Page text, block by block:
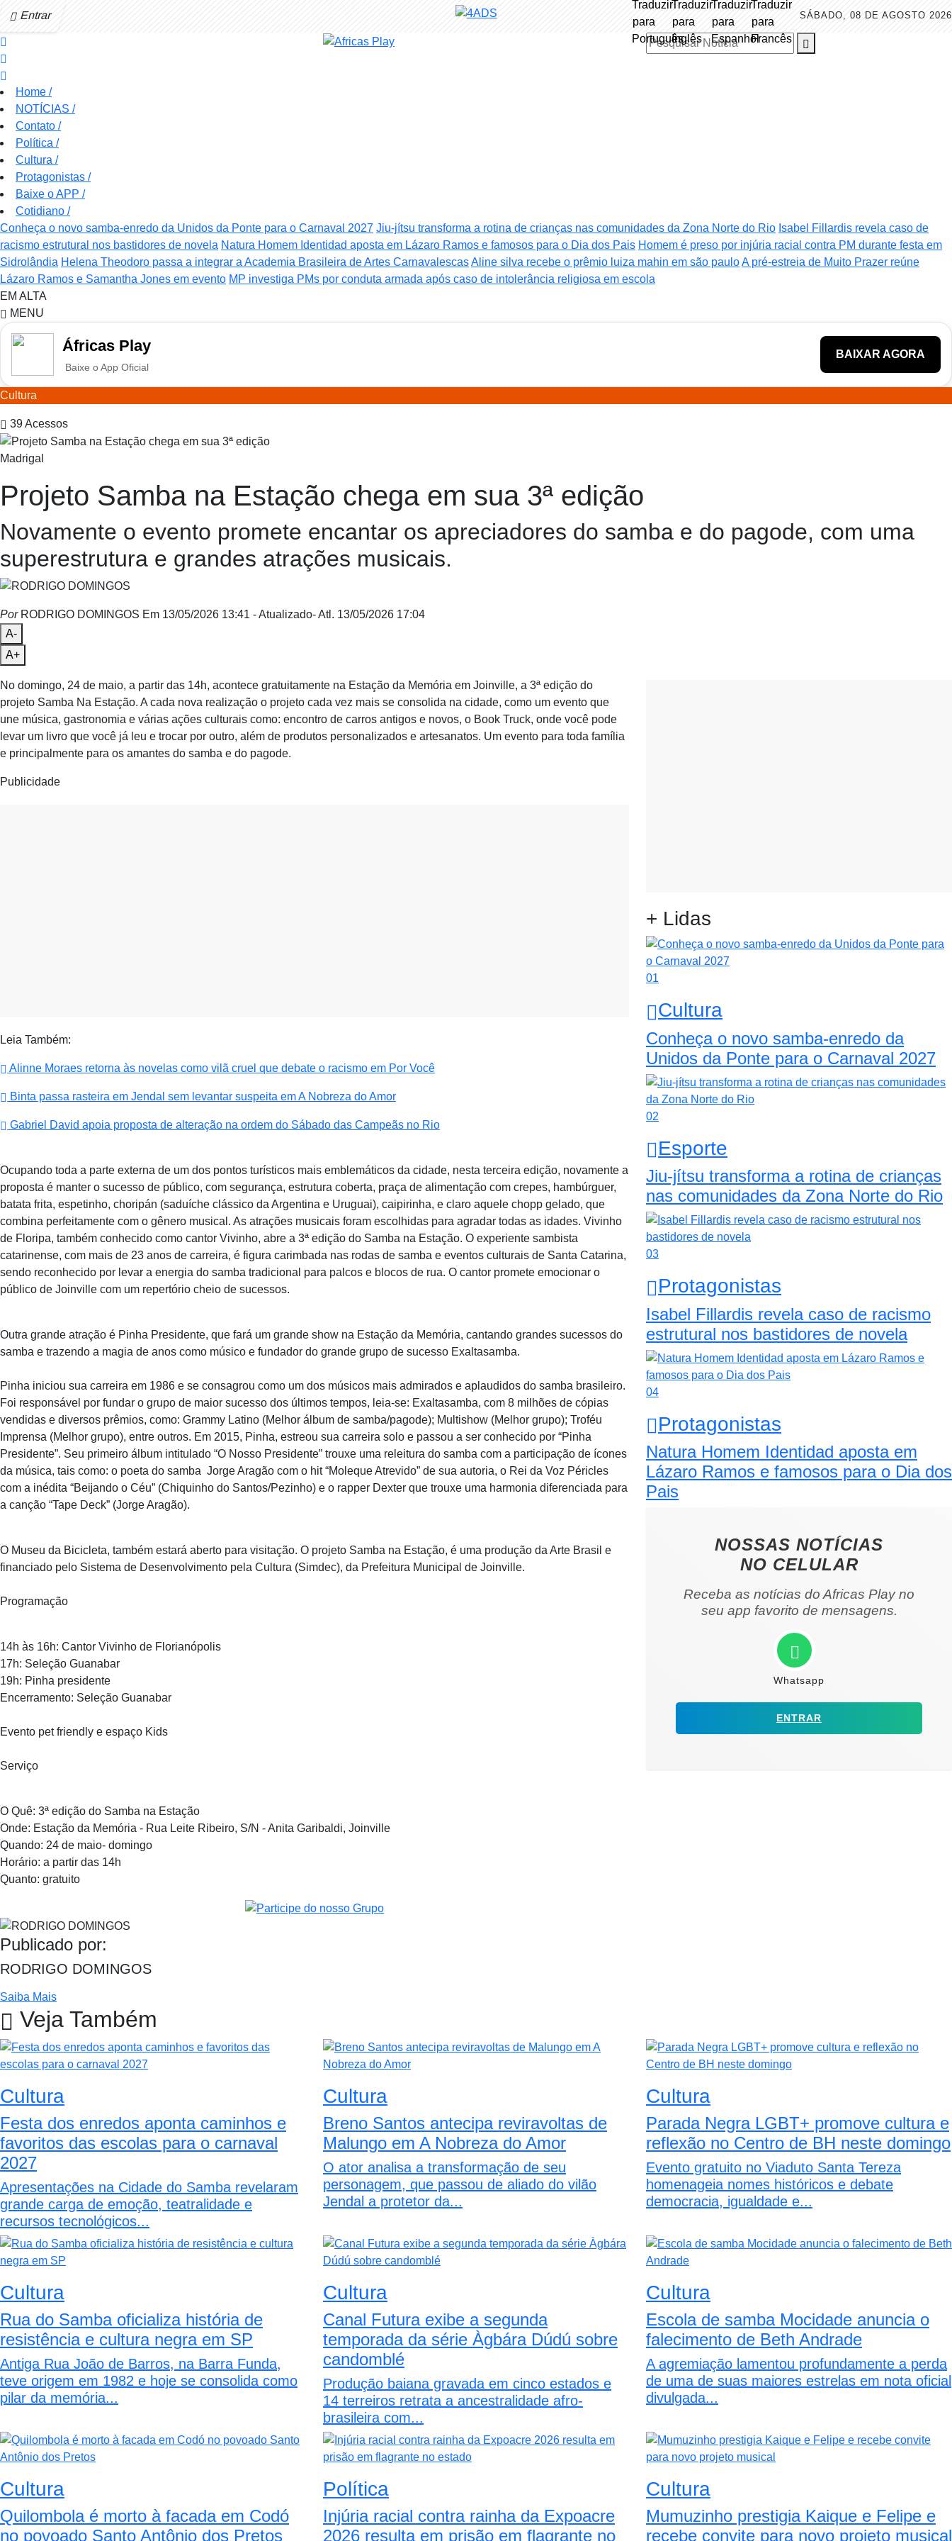
Entrar SÁBADO, 08 DE AGOSTO 2026
Pesquisar Notícia
Home /
NOTÍCIAS /
Contato /
Política /
Cultura /
Protagonistas /
Baixe o APP /
Cotidiano /
Conheça o novo samba-enredo da Unidos da Ponte para o Carnaval 2027 Jiu-jítsu transforma a rotina de crianças nas comunidades da Zona Norte do Rio Isabel Fillardis revela caso de
racismo estrutural nos bastidores de novela Natura Homem Identidad aposta em Lázaro Ramos e famosos para o Dia dos Pais Homem é preso por injúria racial contra PM durante festa em
Sidrolândia Helena Theodoro passa a integrar a Academia Brasileira de Artes CarnavalescasAline silva recebe o prêmio luiza mahin em são pauloA pré-estreia de Muito Prazer reúne
Lázaro Ramos e Samantha Jones em evento MP investiga PMs por conduta armada após caso de intolerância religiosa em escola
EM ALTA
MENU
Áfricas Play
Baixe o App Oficial
BAIXAR AGORA
Cultura
39Acessos
Madrigal
Projeto Samba na Estação chega em sua 3ª edição
Novamente o evento promete encantar os apreciadores do samba e do pagode, com uma
superestrutura e grandes atrações musicais.
PorRODRIGO DOMINGOS Em 13/05/2026 13:41 - Atualizado- Atl. 13/05/2026 17:04
A-
A+
No domingo, 24 de maio, a partir das 14h, acontece gratuitamente na Estação da Memória em Joinville, a 3ª edição do
projeto Samba Na Estação. A cada nova realização o projeto cada vez mais se consolida na cidade, como um evento que
une música, gastronomia e várias ações culturais como: encontro de carros antigos e novos, o Book Truck, onde você pode
levar um livro que você já leu e trocar por outro, além de produtos personalizados e artesanatos. Um evento para toda família
e principalmente para os amantes do samba e do pagode.
Publicidade
Leia Também:
Alinne Moraes retorna às novelas como vilã cruel que debate o racismo em Por Você
Binta passa rasteira em Jendal sem levantar suspeita em A Nobreza do Amor
Gabriel David apoia proposta de alteração na ordem do Sábado das Campeãs no Rio
Ocupando toda a parte externa de um dos pontos turísticos mais emblemáticos da cidade, nesta terceira edição, novamente a
proposta é manter o sucesso de público, com segurança, estrutura coberta, praça de alimentação com crepes, hambúrguer,
batata frita, espetinho, choripán (saduíche clássico da Argentina e Uruguai), caipirinha, e claro aquele chopp gelado, que
combina perfeitamente com o gênero musical. As atrações musicais foram escolhidas para agradar todas as idades. Vivinho
de Floripa, também conhecido como cantor Vivinho, abre a 3ª edição do Samba na Estação. O experiente sambista
catarinense, com mais de 23 anos de carreira, é figura carimbada nas rodas de samba e eventos culturais de Santa Catarina,
sendo reconhecido por levar a energia do samba tradicional para palcos e blocos de rua. O cantor promete emocionar o
público de Joinville com um repertório cheio de sucessos.
Outra grande atração é Pinha Presidente, que fará um grande show na Estação da Memória, cantando grandes sucessos do
samba e trazendo a magia de anos como músico e fundador do grande grupo de sucesso Exaltasamba.
Pinha iniciou sua carreira em 1986 e se consagrou como um dos músicos mais admirados e aplaudidos do samba brasileiro.
Foi responsável por fundar o grupo de maior sucesso dos últimos tempos, leia-se: Exaltasamba, com 8 milhões de cópias
vendidas e diversos prêmios, como: Grammy Latino (Melhor álbum de samba/pagode); Multishow (Melhor grupo); Troféu
Imprensa (Melhor grupo), entre outros. Em 2015, Pinha, estreou sua carreira solo e passou a ser conhecido por “Pinha
Presidente”. Seu primeiro álbum intitulado “O Nosso Presidente” trouxe uma releitura do samba com a participação de ícones
da música, tais como: o poeta do samba Jorge Aragão com o hit “Moleque Atrevido” de sua autoria, o Rei da Voz Péricles
com a inédita “Beĳando o Céu” (Chiquinho do Santos/Pezinho) e o rapper Dexter que trouxe uma harmonia diferenciada para
a canção “Tape Deck” (Jorge Aragão).
O Museu da Bicicleta, também estará aberto para visitação. O projeto Samba na Estação, é uma produção da Arte Brasil e
financiado pelo Sistema de Desenvolvimento pela Cultura (Simdec), da Prefeitura Municipal de Joinville.
Programação
14h às 16h: Cantor Vivinho de Florianópolis
17h: Seleção Guanabar
19h: Pinha presidente
Encerramento: Seleção Guanabar
Evento pet friendly e espaço Kids
Serviço
O Quê: 3ª edição do Samba na Estação
Onde: Estação da Memória - Rua Leite Ribeiro, S/N - Anita Garibaldi, Joinville
Quando: 24 de maio- domingo
Horário: a partir das 14h
Quanto: gratuito
Publicado por:
RODRIGO DOMINGOS
Saiba Mais
+ Lidas
01
Cultura
Conheça o novo samba-enredo da
Unidos da Ponte para o Carnaval 2027
02
Esporte
Jiu-jítsu transforma a rotina de crianças
nas comunidades da Zona Norte do Rio
03
Protagonistas
Isabel Fillardis revela caso de racismo
estrutural nos bastidores de novela
04
Protagonistas
Natura Homem Identidad aposta em
Lázaro Ramos e famosos para o Dia dos
Pais
NOSSAS NOTÍCIAS
NO CELULAR
Receba as notícias do Africas Play no
seu app favorito de mensagens.
Whatsapp
ENTRAR
Veja Também
Cultura
Festa dos enredos aponta caminhos e
favoritos das escolas para o carnaval
2027
Apresentações na Cidade do Samba revelaram
grande carga de emoção, teatralidade e
recursos tecnológicos...
Cultura
Breno Santos antecipa reviravoltas de
Malungo em A Nobreza do Amor
O ator analisa a transformação de seu
personagem, que passou de aliado do vilão
Jendal a protetor da...
Cultura
Parada Negra LGBT+ promove cultura e
reflexão no Centro de BH neste domingo
Evento gratuito no Viaduto Santa Tereza
homenageia nomes históricos e debate
democracia, igualdade e...
Cultura
Rua do Samba oficializa história de
resistência e cultura negra em SP
Antiga Rua João de Barros, na Barra Funda,
teve origem em 1982 e hoje se consolida como
pilar da memória...
Cultura
Canal Futura exibe a segunda
temporada da série Àgbára Dúdú sobre
candomblé
Produção baiana gravada em cinco estados e
14 terreiros retrata a ancestralidade afro-
brasileira com...
Cultura
Escola de samba Mocidade anuncia o
falecimento de Beth Andrade
A agremiação lamentou profundamente a perda
de uma de suas maiores estrelas em nota oficial
divulgada...
Cultura
Quilombola é morto à facada em Codó
no povoado Santo Antônio dos Pretos
Política
Injúria racial contra rainha da Expoacre
2026 resulta em prisão em flagrante no
Cultura
Mumuzinho prestigia Kaique e Felipe e
recebe convite para novo projeto musical